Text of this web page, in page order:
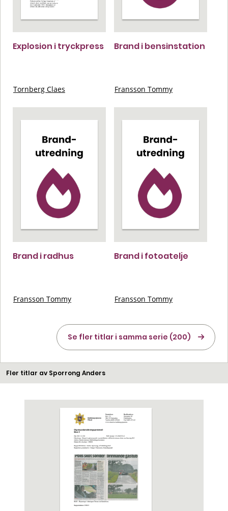
Explosion i tryckpress
Tornberg Claes
Brand i bensinstation
Fransson Tommy
Brand i radhus
Fransson Tommy
Brand i fotoatelje
Fransson Tommy
Se fler titlar i samma serie (200)
Fler titlar av Sporrong Anders